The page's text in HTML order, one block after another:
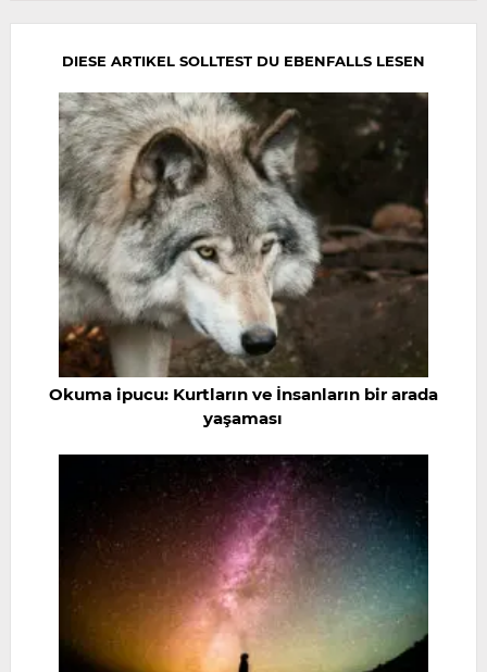
DIESE ARTIKEL SOLLTEST DU EBENFALLS LESEN
Okuma ipucu: Kurtların ve İnsanların bir arada
yaşaması